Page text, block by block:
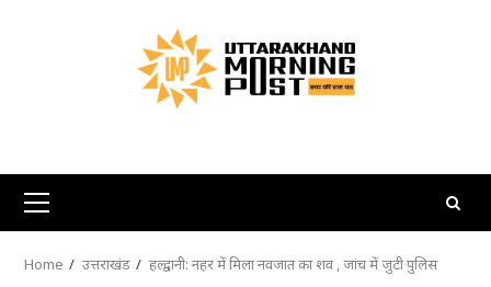
Primary
Menu
Home उत्तराखंड हल्द्वानी: नहर में मिला नवजात का शव , जांच में जुटी पुलिस